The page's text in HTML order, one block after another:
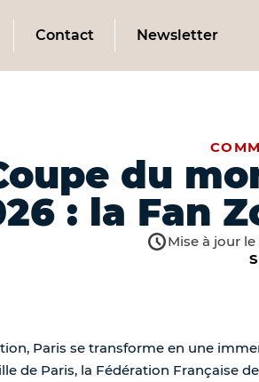
Contact Newsletter
du
: la Fan
Mise à jour
Paris se transforme en une
de Paris, la Fédération Française